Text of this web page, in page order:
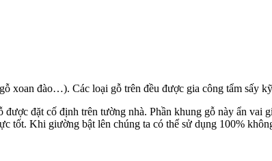
xoan đào…). Các loại gỗ trên đều được gia công tẩm sấy
đặt cố định trên tường nhà. Phần khung gỗ này ẩn vai
tốt. Khi giường bật lên chúng ta có thể sử dụng 100%